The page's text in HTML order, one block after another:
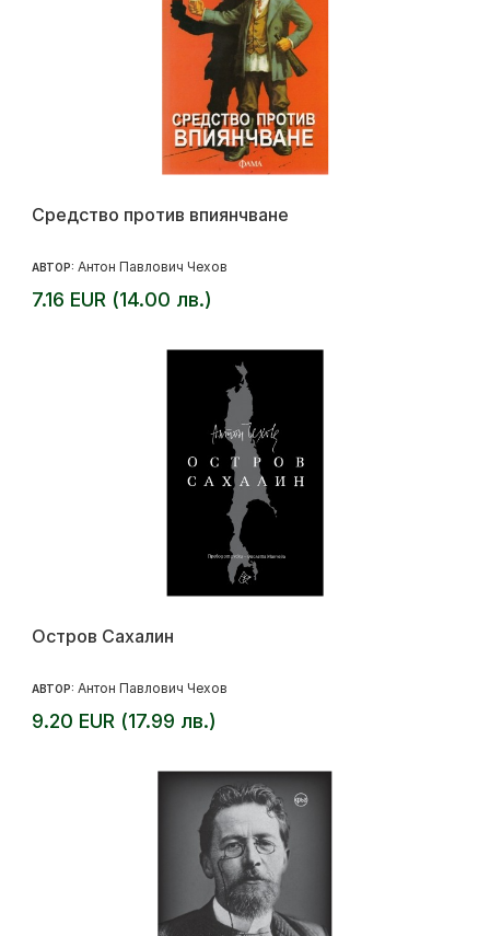
Средство против впиянчване
АВТОР: Антон Павлович Чехов
7.16 EUR (14.00 лв.)
Остров Сахалин
АВТОР: Антон Павлович Чехов
9.20 EUR (17.99 лв.)